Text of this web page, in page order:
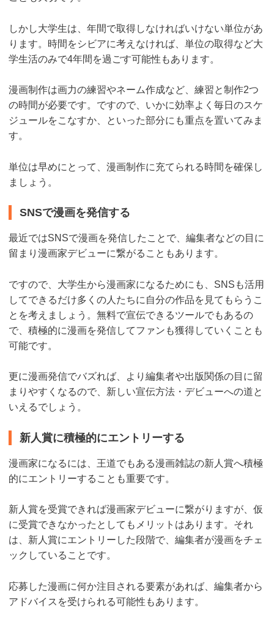
しかし大学生は、年間で取得しなければいけない単位があ
ります。時間をシビアに考えなければ、単位の取得など大
学生活のみで4年間を過ごす可能性もあります。
漫画制作は画力の練習やネーム作成など、練習と制作2つ
の時間が必要です。ですので、いかに効率よく毎日のスケ
ジュールをこなすか、といった部分にも重点を置いてみま
す。
単位は早めにとって、漫画制作に充てられる時間を確保し
ましょう。
SNSで漫画を発信する
最近ではSNSで漫画を発信したことで、編集者などの目に
留まり漫画家デビューに繋がることもあります。
ですので、大学生から漫画家になるためにも、SNSも活用
してできるだけ多くの人たちに自分の作品を見てもらうこ
とを考えましょう。無料で宣伝できるツールでもあるの
で、積極的に漫画を発信してファンも獲得していくことも
可能です。
更に漫画発信でバズれば、より編集者や出版関係の目に留
まりやすくなるので、新しい宣伝方法・デビューへの道と
いえるでしょう。
新人賞に積極的にエントリーする
漫画家になるには、王道でもある漫画雑誌の新人賞へ積極
的にエントリーすることも重要です。
新人賞を受賞できれば漫画家デビューに繋がりますが、仮
に受賞できなかったとしてもメリットはあります。それ
は、新人賞にエントリーした段階で、編集者が漫画をチェ
ックしていることです。
応募した漫画に何か注目される要素があれば、編集者から
アドバイスを受けられる可能性もあります。